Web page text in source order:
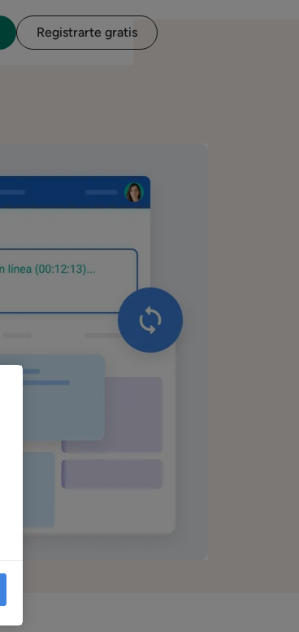
Registrarte gratis